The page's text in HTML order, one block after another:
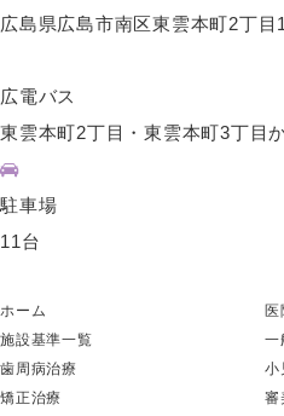
広島県広島市南区東雲本町2丁
広電バス
東雲本町2丁目・東雲本町3丁目
駐車場
11台
ホーム
施設基準一覧
一
歯周病治療
小
矯正治療
審